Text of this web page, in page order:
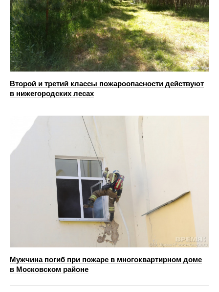
Второй и третий классы пожароопасности действуют
в нижегородских лесах
Мужчина погиб при пожаре в многоквартирном доме
в Московском районе